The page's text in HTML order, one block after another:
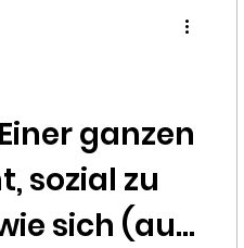
ganzen
sozial zu
sich (aus